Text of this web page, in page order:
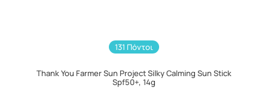
131 Πόντοι
Thank You Farmer Sun Project Silky Calming Sun Stick
Spf50+, 14g